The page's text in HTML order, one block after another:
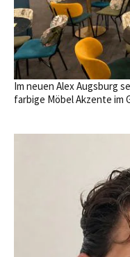
Im neuen Alex Augsburg
farbige Möbel Akzente im